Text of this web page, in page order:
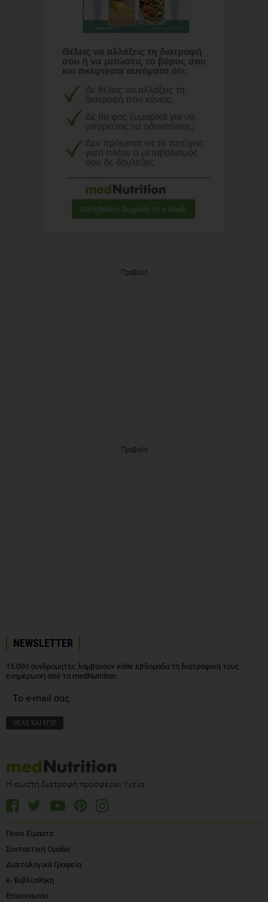
Προβολή
Προβολή
NEWSLETTER
15.000 συνδρομητές λαμβάνουν κάθε εβδομάδα τη διατροφική τους
ενημέρωση από το medNutrition.
Η σωστή διατροφή προσφέρει Υγεία
Ποιοι Είμαστε
Συντακτική Ομάδα
Διαιτολογικά Γραφεία
e- Βιβλιοθήκη
Επικοινωνία